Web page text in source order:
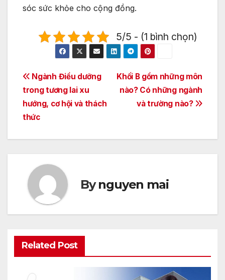
sóc sức khỏe cho cộng đồng.
5/5 - (1 bình chọn)
Điều
hướng
bài
viết
Khối B gồm những môn
nào? Có những ngành
và trường nào?
Ngành Điều dưỡng
trong tương lai xu
hướng, cơ hội và thách
thức
Bynguyen mai
Related Post